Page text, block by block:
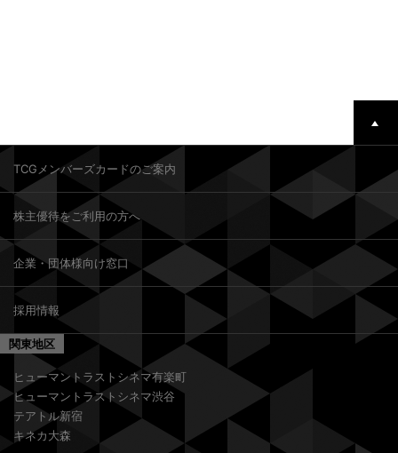
TCGメンバーズカードのご案内
株主優待をご利用の方へ
企業・団体様向け窓口
採用情報
関東地区
ヒューマントラストシネマ有楽町
ヒューマントラストシネマ渋谷
テアトル新宿
キネカ大森